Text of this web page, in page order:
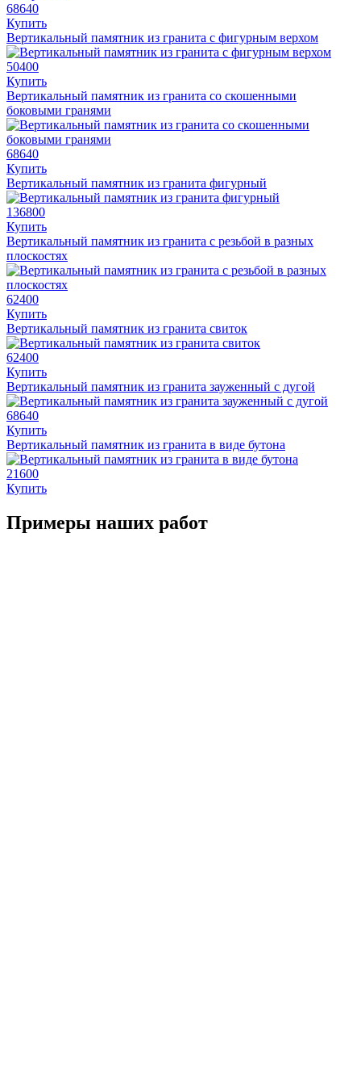
68640
Купить
Вертикальный памятник из гранита с фигурным верхом
50400
Купить
Вертикальный памятник из гранита со скошенными
боковыми гранями
68640
Купить
Вертикальный памятник из гранита фигурный
136800
Купить
Вертикальный памятник из гранита с резьбой в разных
плоскостях
62400
Купить
Вертикальный памятник из гранита свиток
62400
Купить
Вертикальный памятник из гранита зауженный с дугой
68640
Купить
Вертикальный памятник из гранита в виде бутона
21600
Купить
Примеры наших работ